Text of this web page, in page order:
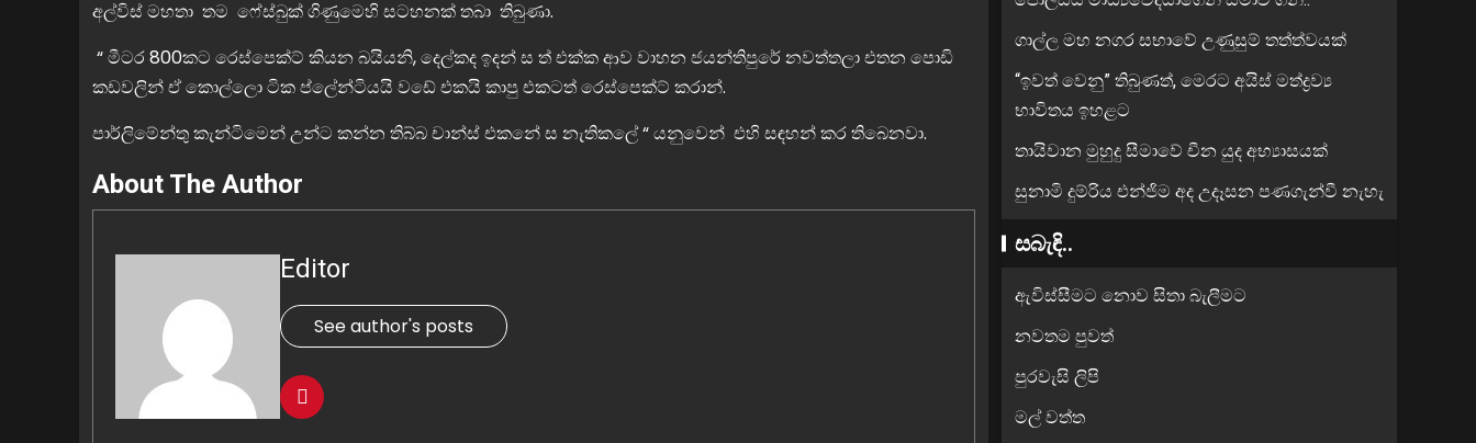
අල්විස් මහතා තම ෆේස්බුක් ගිණුමෙහි සටහනක් තබා තිබුණා.
“ මීටර 800කට රෙස්පෙක්ට් කියන බයියනි, දෙල්කද ඉදන් ස ත් එක්ක ආව වාහන ජයන්තිපුරේ නවත්තලා එතන පොඩි
කඩවලින් ඒ කොල්ලො ටික ප්ලේන්ටියයි වඩේ එකයි කාපු එකටත් රෙස්පෙක්ට් කරාන්.
පාර්ලිමේන්තු කැන්ටිමෙන් උන්ට කන්න තිබ්බ චාන්ස් එකනේ ස නැතිකලේ “ යනුවෙන් එහි සඳහන් කර තිබෙනවා.
About The Author
Editor
See author's posts
ගාල්ල මහ නගර සභාවේ උණුසුම් තත්ත්වයක්
“ඉවත් වෙනු” තිබුණත්, මෙරට අයිස් මත්ද්‍රව්‍ය
භාවිතය ඉහළට
තායිවාන මුහුදු සීමාවේ චීන යුද අභ්‍යාසයක්
සුනාමි දුම්රිය එන්ජිම අද උදෑසන පණගැන්වී නැහැ
සබැඳි..
ඇවිස්සීමට නොව සිතා බැලීමට
නවතම පුවත්
පුරවැසි ලිපි
මල් වත්ත